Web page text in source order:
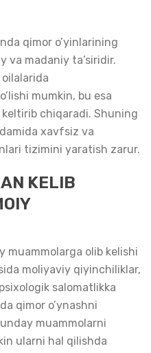
qimor o’yinlarining
va madaniy ta’siridir.
oilalarida
mumkin, bu esa
chiqaradi. Shuning
xavfsiz va
tizimini yaratish zarur.
KELIB
muammolarga olib kelishi
moliyaviy qiyinchiliklar,
salomatlikka
qimor o’ynashni
muammolarni
ularni hal qilishda